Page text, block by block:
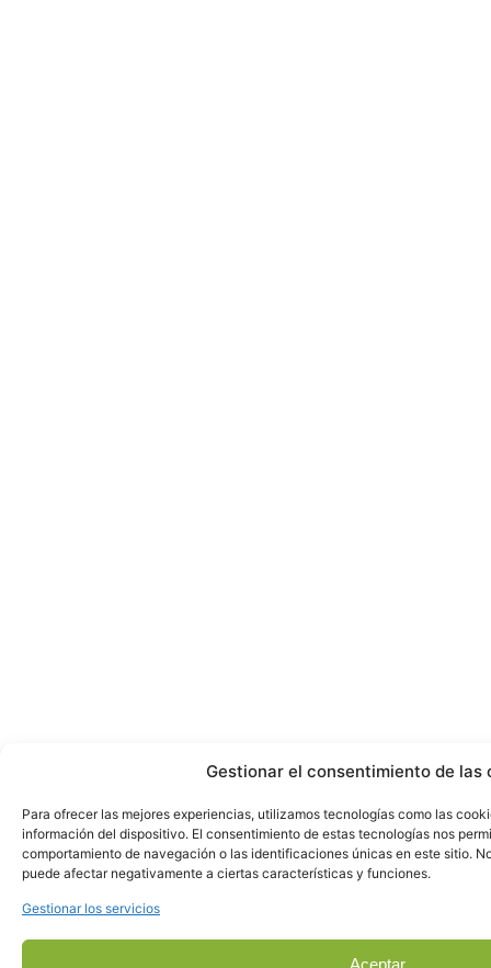
Gestionar el consentimiento de las
Para ofrecer las mejores experiencias, utilizamos tecnologías como las
información del dispositivo. El consentimiento de estas tecnologías nos
comportamiento de navegación o las identificaciones únicas en este sitio.
puede afectar negativamente a ciertas características y funciones.
Gestionar los servicios
Aceptar